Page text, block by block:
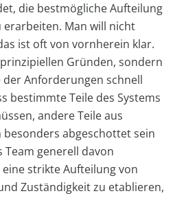
die bestmögliche Aufteilung
Man will nicht
ist oft von vornherein klar.
Gründen, sondern
der Anforderungen schnell
bestimmte Teile des Systems
andere Teile aus
abgeschottet sein
Team generell davon
strikte Aufteilung von
Zuständigkeit zu etablieren,